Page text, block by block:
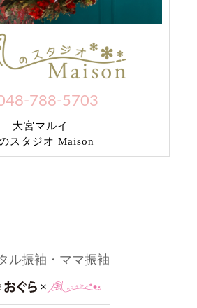
788-5703
大宮マルイ
スタジオ Maison
ル振袖・ママ振袖